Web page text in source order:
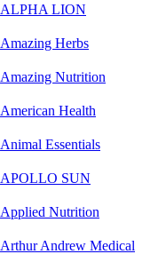
ALPHA LION
Amazing Herbs
Amazing Nutrition
American Health
Animal Essentials
APOLLO SUN
Applied Nutrition
Arthur Andrew Medical